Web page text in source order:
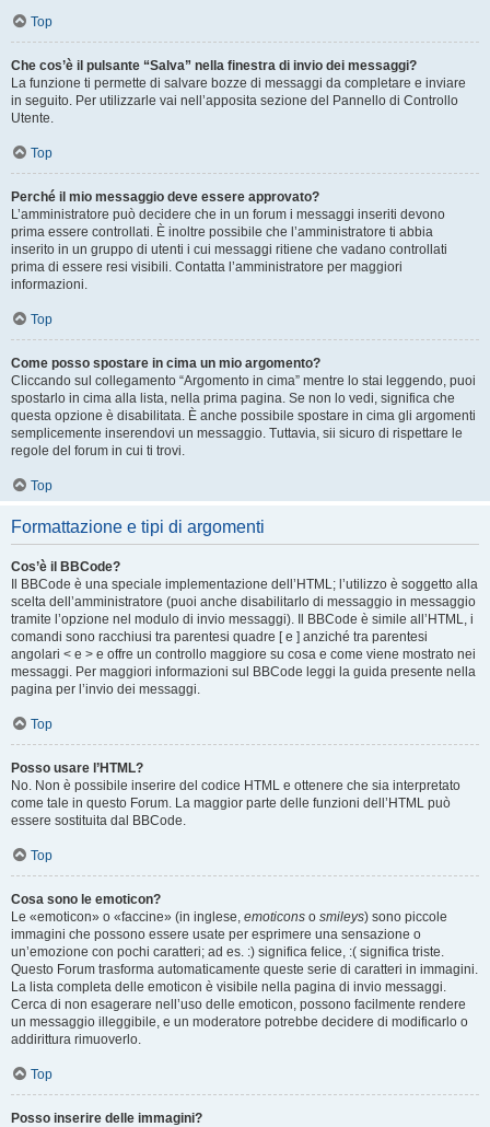
Top
Che cos’è il pulsante “Salva” nella finestra di invio dei messaggi?
La funzione ti permette di salvare bozze di messaggi da completare e inviare
in seguito. Per utilizzarle vai nell’apposita sezione del Pannello di Controllo
Utente.
Top
Perché il mio messaggio deve essere approvato?
L’amministratore può decidere che in un forum i messaggi inseriti devono
prima essere controllati. È inoltre possibile che l’amministratore ti abbia
inserito in un gruppo di utenti i cui messaggi ritiene che vadano controllati
prima di essere resi visibili. Contatta l’amministratore per maggiori
informazioni.
Top
Come posso spostare in cima un mio argomento?
Cliccando sul collegamento “Argomento in cima” mentre lo stai leggendo, puoi
spostarlo in cima alla lista, nella prima pagina. Se non lo vedi, significa che
questa opzione è disabilitata. È anche possibile spostare in cima gli argomenti
semplicemente inserendovi un messaggio. Tuttavia, sii sicuro di rispettare le
regole del forum in cui ti trovi.
Top
Formattazione e tipi di argomenti
Cos’è il BBCode?
Il BBCode è una speciale implementazione dell’HTML; l’utilizzo è soggetto alla
scelta dell’amministratore (puoi anche disabilitarlo di messaggio in messaggio
tramite l’opzione nel modulo di invio messaggi). Il BBCode è simile all’HTML, i
comandi sono racchiusi tra parentesi quadre [ e ] anziché tra parentesi
angolari < e > e offre un controllo maggiore su cosa e come viene mostrato nei
messaggi. Per maggiori informazioni sul BBCode leggi la guida presente nella
pagina per l’invio dei messaggi.
Top
Posso usare l’HTML?
No. Non è possibile inserire del codice HTML e ottenere che sia interpretato
come tale in questo Forum. La maggior parte delle funzioni dell’HTML può
essere sostituita dal BBCode.
Top
Cosa sono le emoticon?
Le «emoticon» o «faccine» (in inglese, emoticons o smileys) sono piccole
immagini che possono essere usate per esprimere una sensazione o
un’emozione con pochi caratteri; ad es. :) significa felice, :( significa triste.
Questo Forum trasforma automaticamente queste serie di caratteri in immagini.
La lista completa delle emoticon è visibile nella pagina di invio messaggi.
Cerca di non esagerare nell’uso delle emoticon, possono facilmente rendere
un messaggio illeggibile, e un moderatore potrebbe decidere di modificarlo o
addirittura rimuoverlo.
Top
Posso inserire delle immagini?